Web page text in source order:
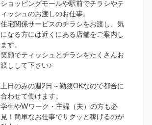
ショッピングモールや駅前でチラシやテ
ィッシュのお渡しのお仕事。
住宅関係サービスのチラシをお渡し、気
になる方には近くにある店舗をご案内し
ます。
笑顔でティッシュとチラシをたくさんお
渡しして下さい♪
土日のみの週2日～勤務OKなので都合に
合わせて働けます。
学生やWワーク・主婦（夫）の方も必
見！簡単なお仕事でサクッと稼げるのが